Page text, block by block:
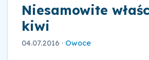
Niesamowite
kiwi
04.07.2016 · Owoce